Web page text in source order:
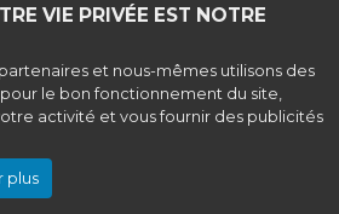
VIE PRIVÉE EST NOTRE
et nous-mêmes utilisons des
le bon fonctionnement du site,
activité et vous fournir des publicités
plus